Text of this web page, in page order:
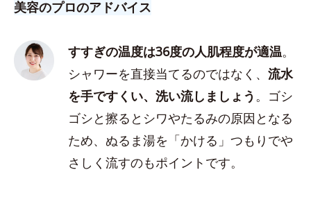
美容のプロのアドバイス
すすぎの温度は36度の人肌程度が適温。
シャワーを直接当てるのではなく、流水
を手ですくい、洗い流しましょう 。ゴシ
ゴシと擦るとシワやたるみの原因となる
ため、ぬるま湯を「かける」つもりでや
さしく流すのもポイントです。